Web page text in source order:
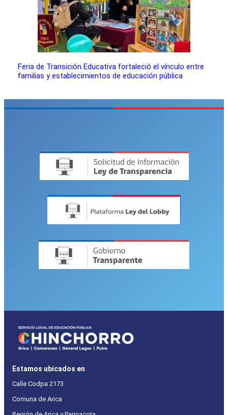
Feria de Transición Educativa fortaleció el vínculo entre
familias y establecimientos de educación pública
Estamos ubicados en
Calle Codpa 2173
Comuna de Arica